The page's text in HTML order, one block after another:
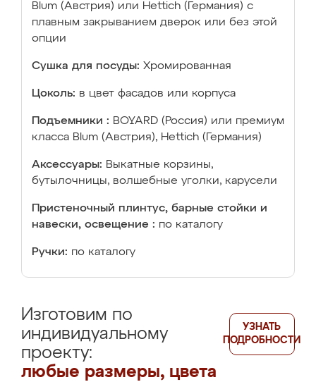
Blum (Австрия) или Hettich (Германия) с
плавным закрыванием дверок или без этой
опции
Сушка для посуды: Хромированная
Цоколь: в цвет фасадов или корпуса
Подъемники : BOYARD (Россия) или премиум
класса Blum (Австрия), Hettich (Германия)
Аксессуары: Выкатные корзины,
бутылочницы, волшебные уголки, карусели
Пристеночный плинтус, барные стойки и
навески, освещение : по каталогу
Ручки: по каталогу
Изготовим по
индивидуальному
проекту:
любые размеры, цвета
УЗНАТЬ
ПОДРОБНОСТИ